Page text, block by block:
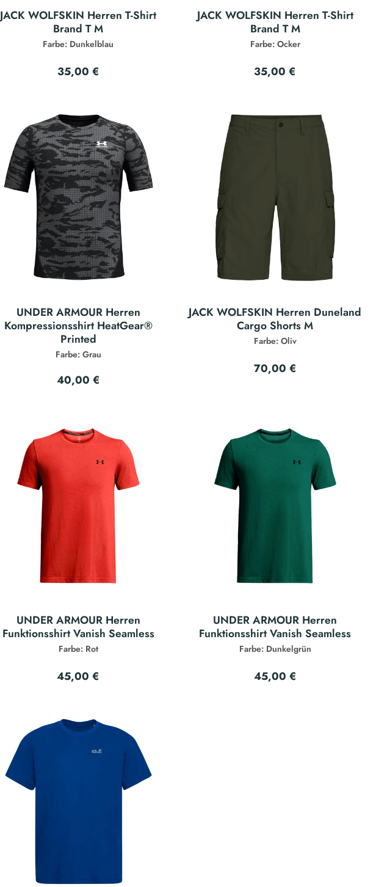
JACK WOLFSKIN Herren T-Shirt
Brand T M
Farbe: Dunkelblau
35,00 €
JACK WOLFSKIN Herren T-Shirt
Brand T M
Farbe: Ocker
35,00 €
UNDER ARMOUR Herren
Kompressionsshirt HeatGear®
Printed
Farbe: Grau
40,00 €
JACK WOLFSKIN Herren Duneland
Cargo Shorts M
Farbe: Oliv
70,00 €
UNDER ARMOUR Herren
Funktionsshirt Vanish Seamless
Farbe: Rot
45,00 €
UNDER ARMOUR Herren
Funktionsshirt Vanish Seamless
Farbe: Dunkelgrün
45,00 €